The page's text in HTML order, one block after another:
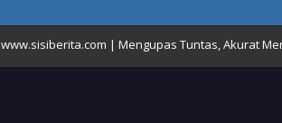
www.sisiberita.com | Mengupas Tuntas, Akurat